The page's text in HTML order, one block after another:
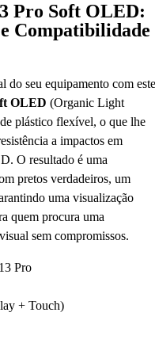
Pro Soft OLED:
Compatibilidade
do seu equipamento com este
OLED (Organic Light
plástico flexível, o que lhe
a impactos em
O resultado é uma
pretos verdadeiros, um
uma visualização
quem procura uma
sem compromissos.
Pro
+ Touch)